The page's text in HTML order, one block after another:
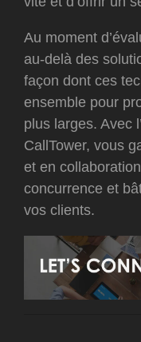
Au moment
au-delà des
façon dont ces
ensemble pour
plus larges. Avec
CallTower, vous
et en
concurrence et
vos clients.